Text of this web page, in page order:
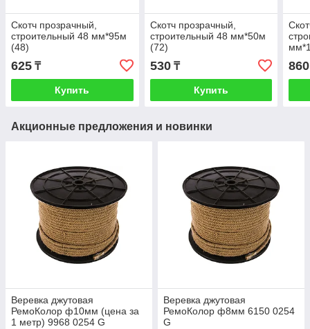
Скотч прозрачный,
строительный 48 мм*95м
(48)
625 ₸
Купить
Скотч прозрачный,
строительный 48 мм*50м
(72)
530₸
Купить
860
Акционные предложения и новинки
Веревка джутовая
РемоКолор ф10мм (цена за
1 метр) 9968 0254 G
Веревка джутовая
РемоКолор ф8мм 6150 0254
G